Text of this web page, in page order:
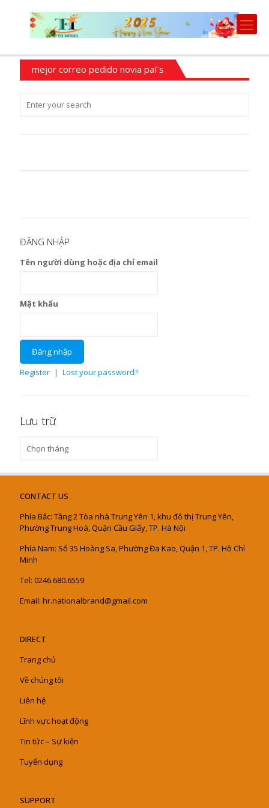
mejor correo pedido novia paГ­s
ĐĂNG NHẬP
Tên người dùng hoặc địa chỉ email
Mật khẩu
Register | Lost your password?
Lưu trữ
trữ
CONTACT US
Phía Bắc: Tầng 2 Tòa nhà Trung Yên 1, khu đô thị Trung Yên,
Phường Trung Hoà, Quận Cầu Giấy, TP. Hà Nội
Phía Nam: Số 35 Hoàng Sa, Phường Đa Kao, Quận 1, TP. Hồ Chí
Minh
Tel: 0246.680.6559
Email: hr.nationalbrand@gmail.com
DIRECT
Trang chủ
Về chúng tôi
Liên hệ
Lĩnh vực hoạt động
Tin tức – Sự kiện
Tuyển dụng
SUPPORT